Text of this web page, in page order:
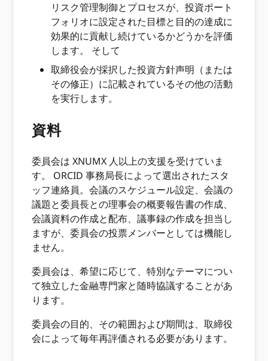
リスク管理制御とプロセスが、投資ポート
フォリオに設定された目標と目的の達成に
効果的に貢献し続けているかどうかを評価
します。 そして
取締役会が採択した投資方針声明（または
その修正）に記載されているその他の活動
を実行します。
資料
委員会は XNUMX 人以上の支援を受けていま
す。 ORCID 事務局長によって選出されたスタ
ッフ連絡員。会議のスケジュール設定、会議の
議題と委員長との理事会の概要報告書の作成、
会議資料の作成と配布、議事録の作成を担当し
ますが、委員会の投票メンバーとしては機能し
ません。
委員会は、希望に応じて、特別なテーマについ
て独立した金融専門家と随時協議することがあ
ります。
委員会の目的、その範囲および期間は、取締役
会によって毎年再評価される必要があります。